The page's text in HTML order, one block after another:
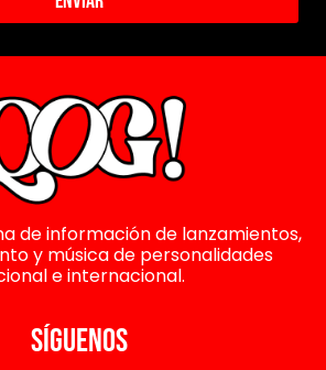
de información de lanzamientos,
y música de personalidades
e internacional.
SÍGUENOS